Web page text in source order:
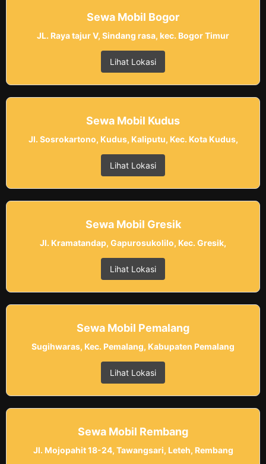
Sewa Mobil Bogor
JL. Raya tajur V, Sindang rasa, kec. Bogor Timur
Lihat Lokasi
Sewa Mobil Kudus
Jl. Sosrokartono, Kudus, Kaliputu, Kec. Kota Kudus,
Lihat Lokasi
Sewa Mobil Gresik
Jl. Kramatandap, Gapurosukolilo, Kec. Gresik,
Lihat Lokasi
Sewa Mobil Pemalang
Sugihwaras, Kec. Pemalang, Kabupaten Pemalang
Lihat Lokasi
Sewa Mobil Rembang
Jl. Mojopahit 18-24, Tawangsari, Leteh, Rembang